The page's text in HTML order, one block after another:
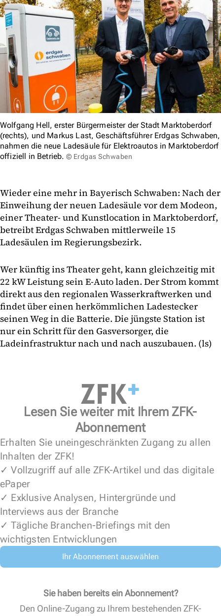
Wolfgang Hell, erster Bürgermeister der Stadt Marktoberdorf
(rechts), und Markus Last, Geschäftsführer Erdgas Schwaben,
nahmen die neue Ladesäule für Elektroautos in Marktoberdorf
offiziell in Betrieb. © Erdgas Schwaben
Wieder eine mehr in Bayerisch Schwaben: Nach der
Einweihung der neuen Ladesäule vor dem Modeon,
einer Theater- und Kunstlocation in Marktoberdorf,
betreibt Erdgas Schwaben mittlerweile 15
Ladesäulen im Regierungsbezirk.
Wer künftig ins Theater geht, kann gleichzeitig mit
22 kW Leistung sein E-Auto laden. Der Strom kommt
direkt aus den regionalen Wasserkraftwerken und
findet über einen herkömmlichen Ladestecker
seinen Weg in die Batterie. Die jüngste Station ist
nur ein Schritt für den Gasversorger, die
Ladeinfrastruktur nach und nach auszubauen. (ls)
Lesen Sie weiter mit Ihrem ZFK-
Abonnement
Erhalten Sie uneingeschränkten Zugang zu allen
Inhalten der ZFK!
✓ Vollzugriff auf alle ZFK-Artikel und das digitale
ePaper
✓ Exklusive Analysen, Hintergründe und
Interviews aus der Branche
✓ Tägliche Branchen-Briefings mit den
wichtigsten Entwicklungen
Ihr Abonnement auswählen
Sie haben bereits ein Abonnement?
Den Online-Zugang zu Ihrem bestehenden ZFK-